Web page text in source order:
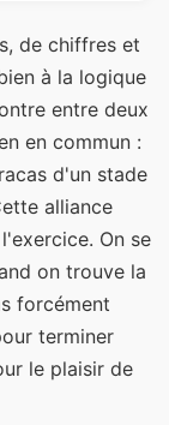
de chiffres et
à la logique
entre deux
en commun :
d'un stade
alliance
On se
on trouve la
forcément
terminer
le plaisir de